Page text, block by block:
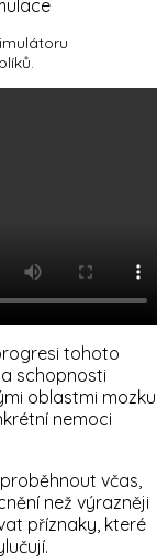
tohoto
schopnosti
oblastmi
nemoci
včas,
než výrazněji
příznaky, které